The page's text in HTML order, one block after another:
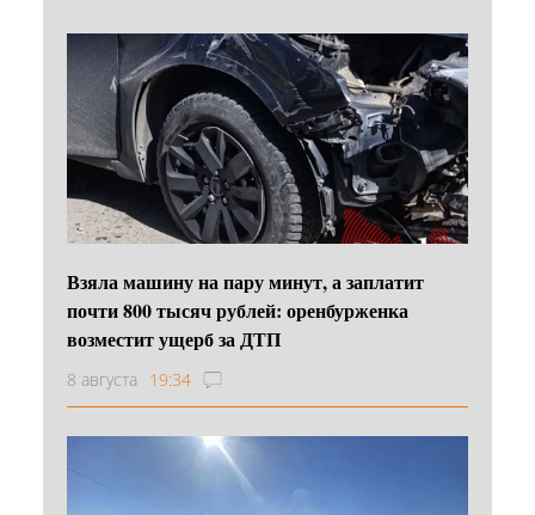
Взяла машину на пару минут, а заплатит
почти 800 тысяч рублей: оренбурженка
возместит ущерб за ДТП
8 августа 19:34